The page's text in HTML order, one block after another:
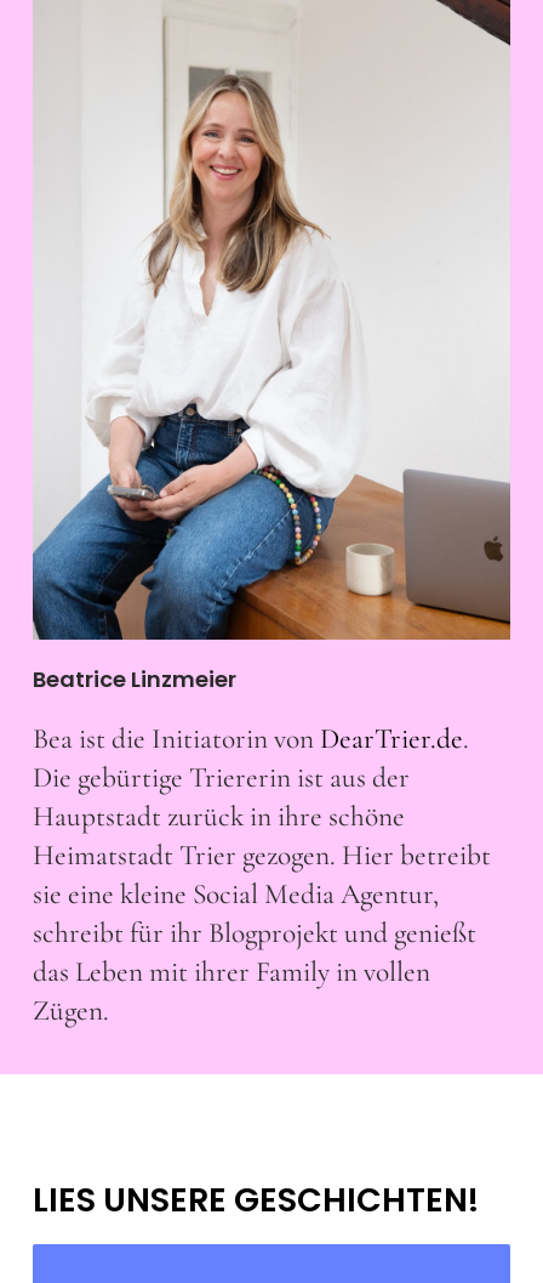
Beatrice Linzmeier
Bea ist die Initiatorin von DearTrier.de.
Die gebürtige Triererin ist aus der
Hauptstadt zurück in ihre schöne
Heimatstadt Trier gezogen. Hier betreibt
sie eine kleine Social Media Agentur,
schreibt für ihr Blogprojekt und genießt
das Leben mit ihrer Family in vollen
Zügen.
LIES UNSERE GESCHICHTEN!